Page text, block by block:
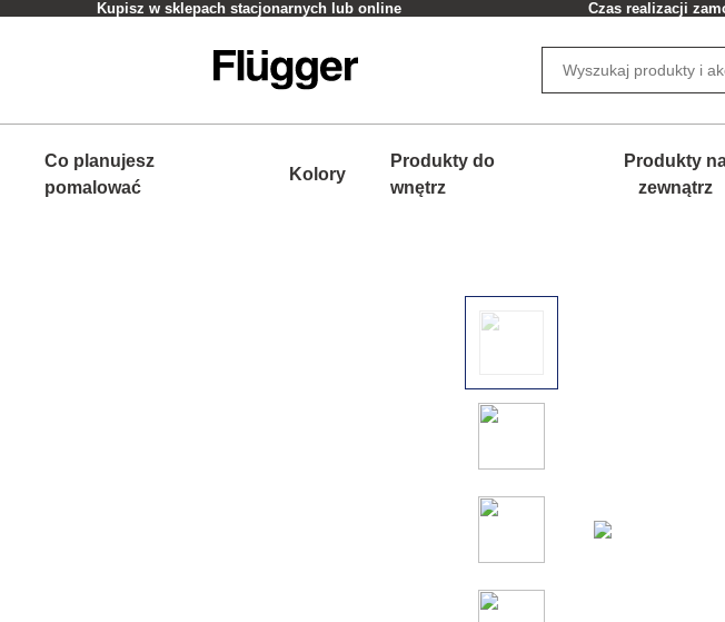
Kupisz w sklepach stacjonarnych lub online Czas realizacji
Co planujesz
pomalować
Kolory
Produkty do
wnętrz
Produkty
zewnątrz